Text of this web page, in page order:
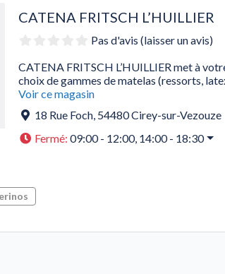
CATENA FRITSCH L’HUILLIER
Pas d'avis (laisser un avis)
CATENA FRITSCH L’HUILLIER met à
choix de gammes de matelas (ressorts,
Voir ce magasin
18 Rue Foch, 54480Cirey-sur-Vezouze
Fermé:09:00 - 12:00, 14:00 - 18:30